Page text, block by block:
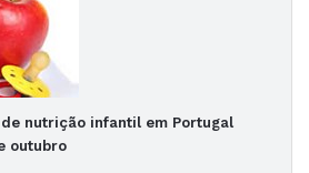
nutrição infantil em Portugal
outubro